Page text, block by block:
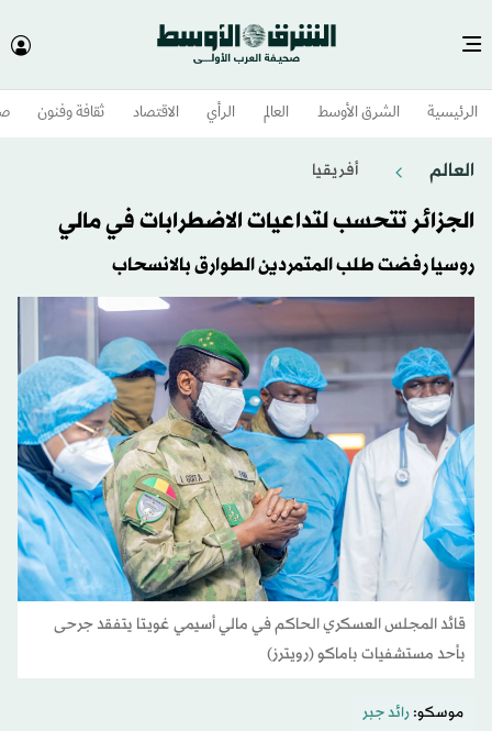
الرئيسية الشرق الأوسط​ العالم الرأي الاقتصاد ثقافة وفنون
العالم أفريقيا
الجزائر تتحسب لتداعيات الاضطرابات في مالي
روسيا رفضت طلب المتمردين الطوارق بالانسحاب
قائد ‌المجلس العسكري الحاكم في مالي أسيمي غويتا يتفقد جرحى
بأحد مستشفيات باماكو (رويترز)
موسكو:رائد جبر